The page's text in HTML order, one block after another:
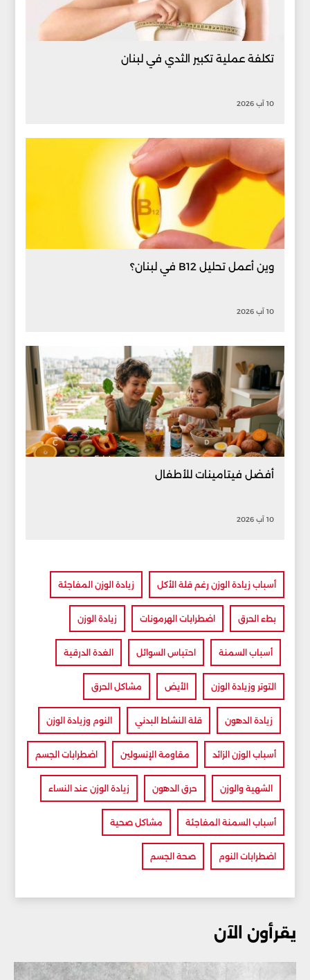
تكلفة عملية تكبير الثدي في لبنان
10 آب 2026
وين أعمل تحليل B12 في لبنان؟
10 آب 2026
أفضل فيتامينات للأطفال
10 آب 2026
أسباب زيادة الوزن رغم قلة الأكل زيادة الوزن المفاجئة
بطء الحرق اضطرابات الهرمونات زيادة الوزن
أسباب السمنة احتباس السوائل الغدة الدرقية
التوتر وزيادة الوزن الأيض مشاكل الحرق
زيادة الدهون قلة النشاط البدني النوم وزيادة الوزن
أسباب الوزن الزائد مقاومة الإنسولين اضطرابات الجسم
الشهية والوزن حرق الدهون زيادة الوزن عند النساء
أسباب السمنة المفاجئة مشاكل صحية
اضطرابات النوم صحة الجسم
يقرأون الآن